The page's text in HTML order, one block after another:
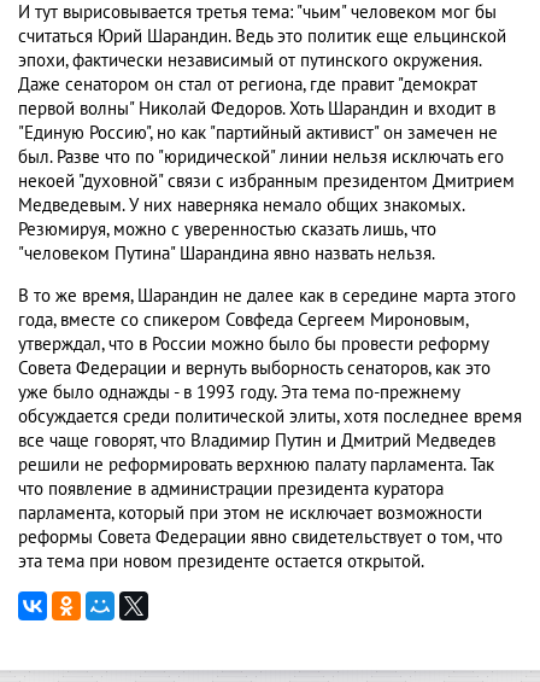
И тут вырисовывается третья тема: "чьим" человеком мог бы
считаться Юрий Шарандин. Ведь это политик еще ельцинской
эпохи, фактически независимый от путинского окружения.
Даже сенатором он стал от региона, где правит "демократ
первой волны" Николай Федоров. Хоть Шарандин и входит в
"Единую Россию", но как "партийный активист" он замечен не
был. Разве что по "юридической" линии нельзя исключать его
некоей "духовной" связи с избранным президентом Дмитрием
Медведевым. У них наверняка немало общих знакомых.
Резюмируя, можно с уверенностью сказать лишь, что
"человеком Путина" Шарандина явно назвать нельзя.
В то же время, Шарандин не далее как в середине марта этого
года, вместе со спикером Совфеда Сергеем Мироновым,
утверждал, что в России можно было бы провести реформу
Совета Федерации и вернуть выборность сенаторов, как это
уже было однажды - в 1993 году. Эта тема по-прежнему
обсуждается среди политической элиты, хотя последнее время
все чаще говорят, что Владимир Путин и Дмитрий Медведев
решили не реформировать верхнюю палату парламента. Так
что появление в администрации президента куратора
парламента, который при этом не исключает возможности
реформы Совета Федерации явно свидетельствует о том, что
эта тема при новом президенте остается открытой.